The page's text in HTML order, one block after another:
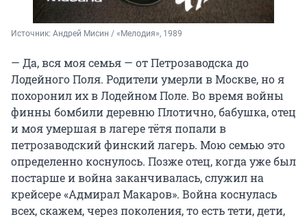
Источник: Андрей Мисин / «Мелодия», 1989
— Да, вся моя семья — от Петрозаводска до
Лодейного Поля. Родители умерли в Москве, но я
похоронил их в Лодейном Поле. Во время войны
финны бомбили деревню Плотично, бабушка, отец
и моя умершая в лагере тётя попали в
петрозаводский финский лагерь. Мою семью это
определенно коснулось. Позже отец, когда уже был
постарше и война заканчивалась, служил на
крейсере «Адмирал Макаров». Война коснулась
всех, скажем, через поколения, то есть тети, дети,